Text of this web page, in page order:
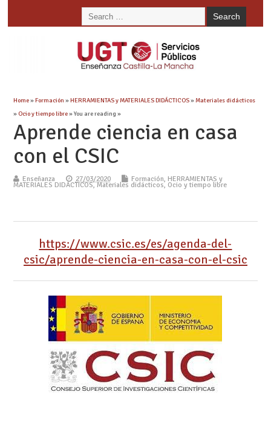
Home»Formación »HERRAMIENTAS y MATERIALES DIDÁCTICOS»Materiales didácticos
» Ocio y tiempo libre» You are reading »
Aprende ciencia en casa
con el CSIC
Enseñanza 27/03/2020 Formación, HERRAMIENTAS y
MATERIALES DIDÁCTICOS,Materiales didácticos, Ocio y tiempo libre
https://www.csic.es/es/agenda-del-
csic/aprende-ciencia-en-casa-con-el-csic